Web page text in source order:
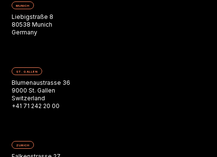
MUNICH
Liebigstraße 8
80538 Munich
Germany
ST. GALLEN
Blumenaustrasse 36
9000 St. Gallen
Switzerland
+41 71 242 20 00
ZURICH